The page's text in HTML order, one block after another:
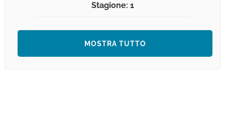
Stagione: 1
MOSTRA TUTTO